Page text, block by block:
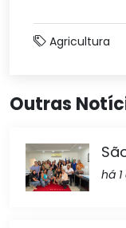
Agricultura
Outras
há